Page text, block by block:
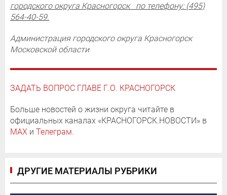
городского округа Красногорск по телефону: (495)
564-40-59.
Администрация городского округа Красногорск
Московской области
ЗАДАТЬ ВОПРОС ГЛАВЕ Г.О. КРАСНОГОРСК
Больше новостей о жизни округа читайте в
официальных каналах «КРАСНОГОРСК.НОВОСТИ» в
MAX и Телеграм.
ДРУГИЕ МАТЕРИАЛЫ РУБРИКИ